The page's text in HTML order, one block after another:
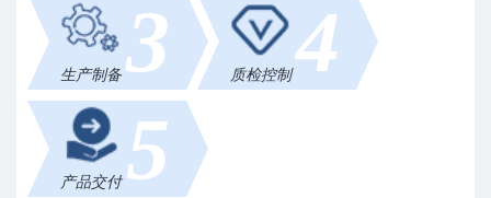
生产制备 3 质检控制 4
产品交付 5